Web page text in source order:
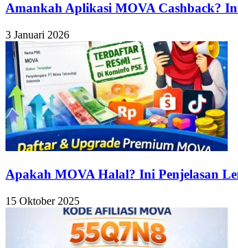
Amankah Aplikasi MOVA Cashback?
3 Januari 2026
Apakah MOVA Halal? Ini Penjelasan
15 Oktober 2025